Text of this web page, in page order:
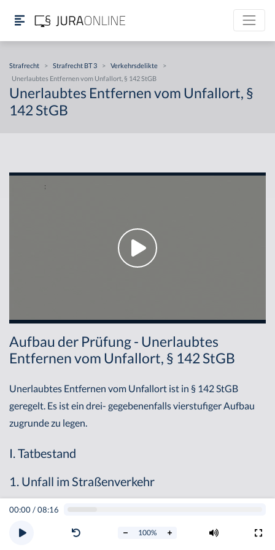
Strafrecht > Strafrecht BT 3 > Verkehrsdelikte
>
Unerlaubtes Entfernen vom Unfallort, § 142 StGB
Unerlaubtes Entfernen vom Unfallort, §
142 StGB
00:00/08:16
100%
Aufbau der Prüfung - Unerlaubtes
Entfernen vom Unfallort, § 142 StGB
Unerlaubtes Entfernen vom Unfallort ist in § 142 StGB
geregelt. Es ist ein drei- gegebenenfalls vierstufiger Aufbau
zugrunde zu legen.
I. Tatbestand
1. Unfall im Straßenverkehr
Ein unerlaubtes Entfernen vom Unfallort setzt im Tatbestand
als Tatsituation zunächst einen Unfall im Straßenverkehr